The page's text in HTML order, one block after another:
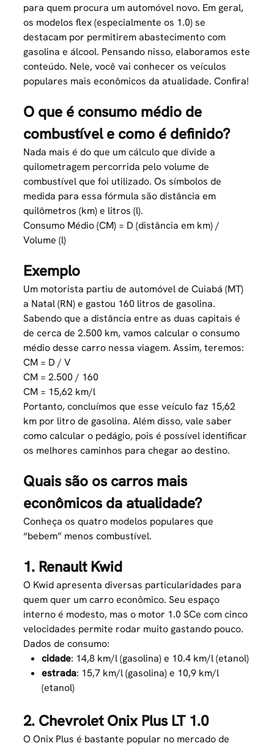
para quem procura um automóvel novo. Em geral,
os modelos flex (especialmente os 1.0) se
destacam por permitirem abastecimento com
gasolina e álcool. Pensando nisso, elaboramos este
conteúdo. Nele, você vai conhecer os veículos
populares mais econômicos da atualidade. Confira!
O que é consumo médio de
combustível e como é definido?
Nada mais é do que um cálculo que divide a
quilometragem percorrida pelo volume de
combustível que foi utilizado. Os símbolos de
medida para essa fórmula são distância em
quilômetros (km) e litros (l).
Consumo Médio (CM) = D (distância em km) /
Volume (l)
Exemplo
Um motorista partiu de automóvel de Cuiabá (MT)
a Natal (RN) e gastou 160 litros de gasolina.
Sabendo que a distância entre as duas capitais é
de cerca de 2.500 km, vamos calcular o consumo
médio desse carro nessa viagem. Assim, teremos:
CM = D / V
CM = 2.500 / 160
CM = 15,62 km/l
Portanto, concluímos que esse veículo faz 15,62
km por litro de gasolina. Além disso, vale saber
comocalcular o pedágio, pois é possível identificar
os melhores caminhos para chegar ao destino.
Quais são os carros mais
econômicos da atualidade?
Conheça os quatro modelos populares que
“bebem” menos combustível.
1. Renault Kwid
O Kwid apresenta diversas particularidades para
quem quer um carro econômico. Seu espaço
interno é modesto, mas o motor 1.0 SCe com cinco
velocidades permite rodar muito gastando pouco.
Dados de consumo:
cidade: 14,8 km/l (gasolina) e 10.4 km/l (etanol)
estrada: 15,7 km/l (gasolina) e 10,9 km/l
(etanol)
2. Chevrolet Onix Plus LT 1.0
O Onix Plus é bastante popular no mercado de